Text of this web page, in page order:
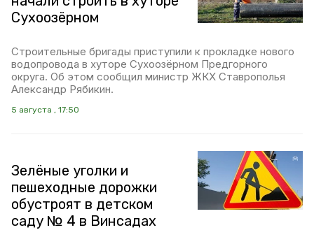
Сухоозёрном
Строительные бригады приступили к прокладке нового
водопровода в хуторе Сухоозёрном Предгорного
округа. Об этом сообщил министр ЖКХ Ставрополья
Александр Рябикин.
5 августа , 17:50
Зелёные уголки и
пешеходные дорожки
обустроят в детском
саду № 4 в Винсадах